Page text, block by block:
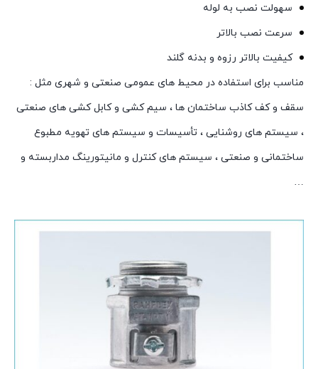
سهولت نصب به لوله
سرعت نصب بالاتر
کيفيت بالاتر رزوه و بدنه گلند
مناسب برای استفاده در محيط های عمومی صنعتی و شهری مثل :
سقف و کف کاذب ساختمان ها ، سيم کشی و کابل کشی های صنعتی
، سيستم های روشنايی ، تأسيسات و سيستم های تهويه مطبوع
ساختمانی و صنعتی ، سيستم های کنترل و مانيتورينگ مداربسته و
…